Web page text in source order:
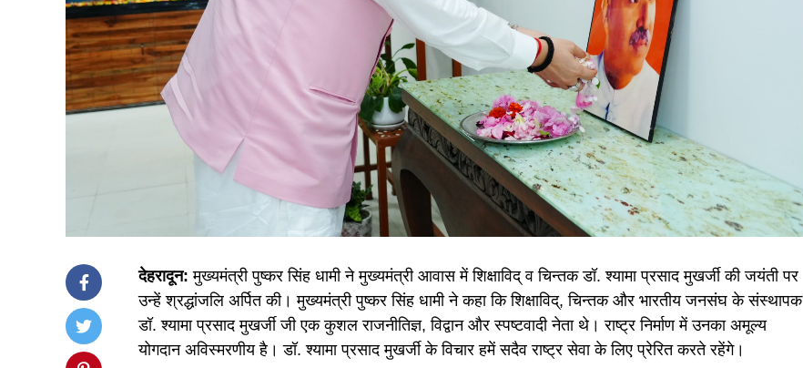
देहरादून: मुख्यमंत्री पुष्कर सिंह धामी ने मुख्यमंत्री आवास में शिक्षाविद् व चिन्तक डॉ. श्यामा प्रसाद मुखर्जी की जयंती पर
उन्हें श्रद्धांजलि अर्पित की। मुख्यमंत्री पुष्कर सिंह धामी ने कहा कि शिक्षाविद्, चिन्तक और भारतीय जनसंघ के संस्थापक
डॉ. श्यामा प्रसाद मुखर्जी जी एक कुशल राजनीतिज्ञ, विद्वान और स्पष्टवादी नेता थे। राष्ट्र निर्माण में उनका अमूल्य
योगदान अविस्मरणीय है। डॉ. श्यामा प्रसाद मुखर्जी के विचार हमें सदैव राष्ट्र सेवा के लिए प्रेरित करते रहेंगे।